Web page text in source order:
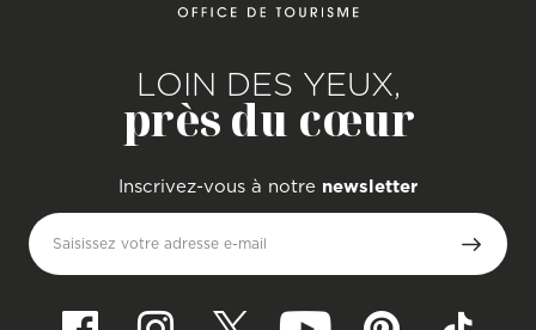
LOIN DES YEUX,
près du cœur
Inscrivez-vous à notre newsletter
Saisissez votre adresse e-mail